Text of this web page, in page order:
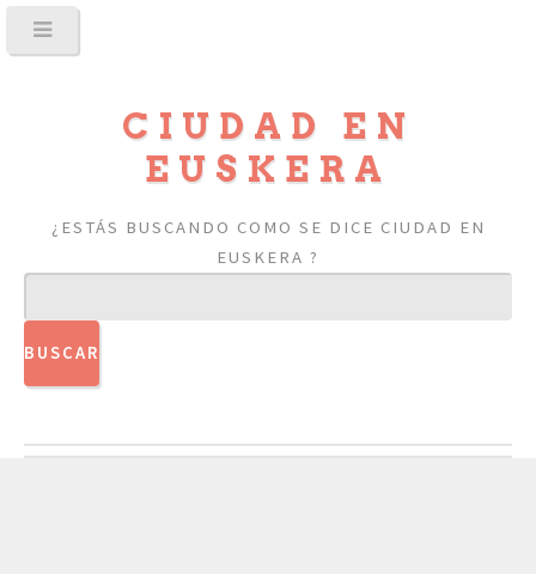
CIUDAD EN
EUSKERA
¿ESTÁS BUSCANDO COMO SE DICE CIUDAD EN
EUSKERA ?